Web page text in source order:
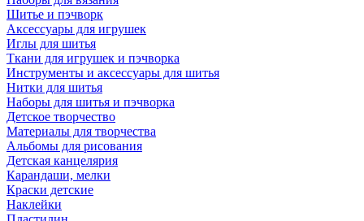
Шитье и пэчворк
Аксессуары для игрушек
Иглы для шитья
Ткани для игрушек и пэчворка
Инструменты и аксессуары для шитья
Нитки для шитья
Наборы для шитья и пэчворка
Детское творчество
Материалы для творчества
Альбомы для рисования
Детская канцелярия
Карандаши, мелки
Краски детские
Наклейки